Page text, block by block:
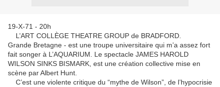
19-X-71 - 20h
L’ART COLLÈGE THEATRE GROUP de BRADFORD.
Grande Bretagne - est une troupe universitaire qui m’a assez fort
fait songer à L’AQUARIUM. Le spectacle JAMES HAROLD
WILSON SINKS BISMARK, est une création collective mise en
scène par Albert Hunt.
C’est une violente critique du “mythe de Wilson”, de l’hypocrisie